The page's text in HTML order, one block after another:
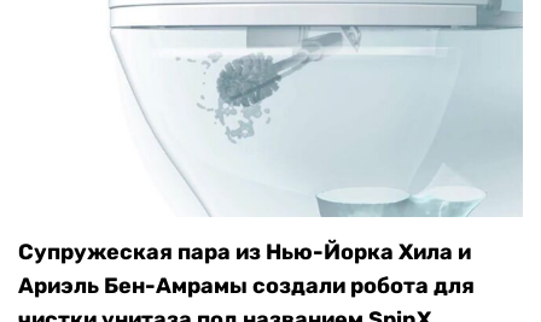
Супружеская пара из Нью-Йорка Хила и
Ариэль Бен-Амрамы создали робота для